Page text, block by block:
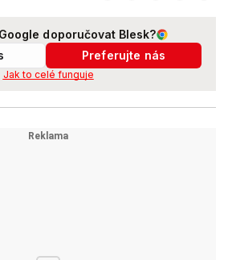
doporučovat Blesk?
Preferujte nás
Jak to celé funguje